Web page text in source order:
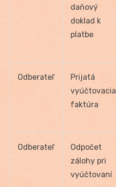
daňový
doklad k
platbe
Odberateľ
Prijatá
vyúčtovacia
faktúra
Odberateľ
Odpočet
zálohy pri
vyúčtovaní